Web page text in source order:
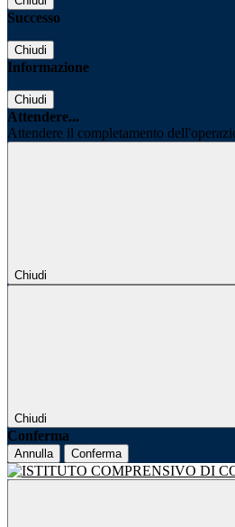
Successo
Chiudi
Informazione
Chiudi
Attendere...
Attendere il completamento
Chiudi
Chiudi
Conferma
Annulla Conferma